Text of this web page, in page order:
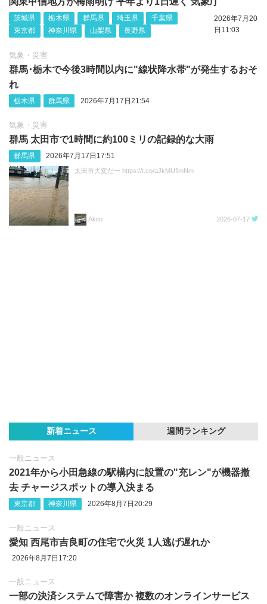
茨城県 栃木県 群馬県 埼玉県
千葉県
東京都
神奈川県 山梨県 長野県
2026年7月20
日11:03
気象・災害
群馬･栃木で今後3時間以内に"線状降水帯"が発生するおそ
れ
栃木県 群馬県 2026年7月17日21:54
気象・災害
群馬 太田市で1時間に約100ミリの記録的な大雨
群馬県 2026年7月17日17:51
太田市大変だー https://t.co/aJkMUfimNm
Akito 2026-07-17
新着ニュース 週間ランキング
一般ニュース
2021年から小田急線の駅構内に設置の"充レン"が機器撤
去 チャージスポットの導入決まる
東京都 神奈川県 2026年8月7日20:29
一般ニュース
愛知 西尾市吉良町の住宅で火災 1人逃げ遅れか
2026年8月7日17:20
一般ニュース
一部の決済システムで障害か 複数のオンラインサービス